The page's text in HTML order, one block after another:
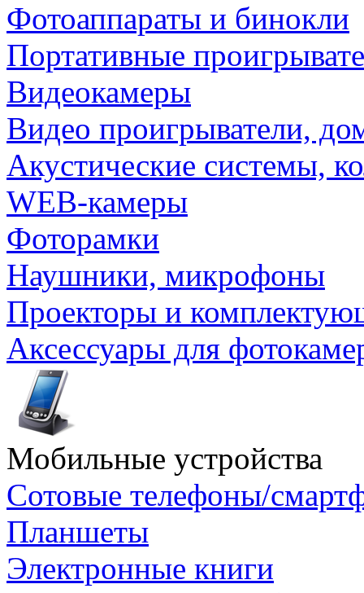
Фотоаппараты и бинокли
Портативные
Видеокамеры
Видео проигрыватели,
Акустические системы,
WEB-камеры
Фоторамки
Наушники, микрофоны
Проекторы и
Аксессуары для
Мобильные устройства
Сотовые телефоны/
Планшеты
Электронные книги